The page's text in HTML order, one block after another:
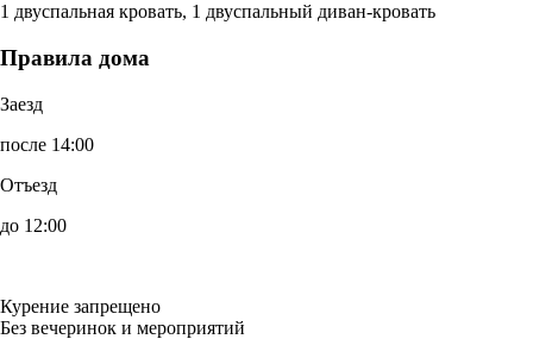
1 двуспальная кровать, 1 двуспальный диван-кровать
Правила дома
Заезд
после 14:00
Отъезд
до 12:00
Курение запрещено
Без вечеринок и мероприятий